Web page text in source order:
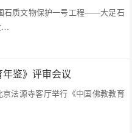
石质文物保护一号工程——大足石
…
鉴》评审会议
法源寺客厅举行《中国佛教教育